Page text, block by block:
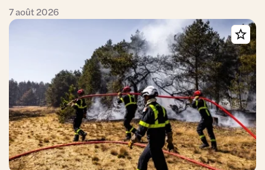
7 août 2026